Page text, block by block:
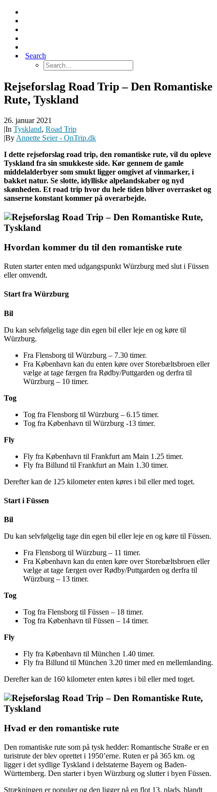
Search
Rejseforslag Road Trip – Den Romantiske
Rute, Tyskland
26. januar 2021
|In Tyskland, Road Trip
|By Annette Seier - OnTrip.dk
I dette rejseforslag road trip, den romantiske rute, vil du opleve
Tyskland fra sin smukkeste side. Kør gennem de gamle
middelalderbyer som smukt ligger omgivet af vinmarker, i
bakket natur. Se slotte, idylliske alpelandskaber og nyd
skønheden. Et road trip hvor du hele tiden bliver overrasket og
sanserne konstant kommer på overarbejde.
Hvordan kommer du til den romantiske rute
Ruten starter enten med udgangspunkt Würzburg med slut i Füssen
eller omvendt.
Start fra Würzburg
Bil
Du kan selvfølgelig tage din egen bil eller leje en og køre til
Würzburg.
Fra Flensborg til Würzburg – 7.30 timer.
Fra København kan du enten køre over Storebæltsbroen eller
vælge at tage færgen fra Rødby/Puttgarden og derfra til
Würzburg – 10 timer.
Tog
Tog fra Flensborg til Würzburg – 6.15 timer.
Tog fra København til Würzburg -13 timer.
Fly
Fly fra København til Frankfurt am Main 1.25 timer.
Fly fra Billund til Frankfurt an Main 1.30 timer.
Derefter kan de 125 kilometer enten køres i bil eller med toget.
Start i Füssen
Bil
Du kan selvfølgelig tage din egen bil eller leje en og køre til Füssen.
Fra Flensborg til Würzburg – 11 timer.
Fra København kan du enten køre over Storebæltsbroen eller
vælge at tage færgen over Rødby/Puttgarden og derfra til
Würzburg – 13 timer.
Tog
Tog fra Flensborg til Füssen – 18 timer.
Tog fra København til Füssen – 14 timer.
Fly
Fly fra København til München 1.40 timer.
Fly fra Billund til München 3.20 timer med en mellemlanding.
Derefter kan de 160 kilometer enten køres i bil eller med toget.
Hvad er den romantiske rute
Den romantiske rute som på tysk hedder: Romantische Straße er en
turistrute der blev oprettet i 1950’erne. Ruten er på 365 km. og
ligger i det sydlige Tyskland i delstaterne Bayern og Baden-
Württemberg. Den starter i byen Würzburg og slutter i byen Füssen.
Strækningen er populær og den ligger på en flot 13. plads, blandt